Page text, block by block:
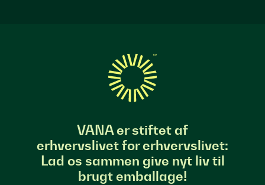
VANA er stiftet af
erhvervslivet for erhvervslivet:
Lad os sammen give nyt liv til
brugt emballage!